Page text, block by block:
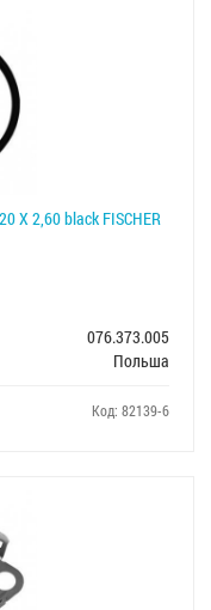
X 2,60 black FISCHER
076.373.005
Польша
Код: 82139-6